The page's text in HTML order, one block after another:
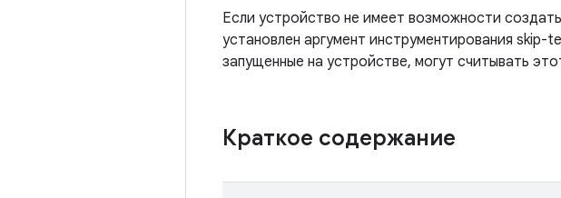
Если устройство не имеет возможности
установлен аргумент инструментирования
запущенные на устройстве, могут считывать
Краткое содержание